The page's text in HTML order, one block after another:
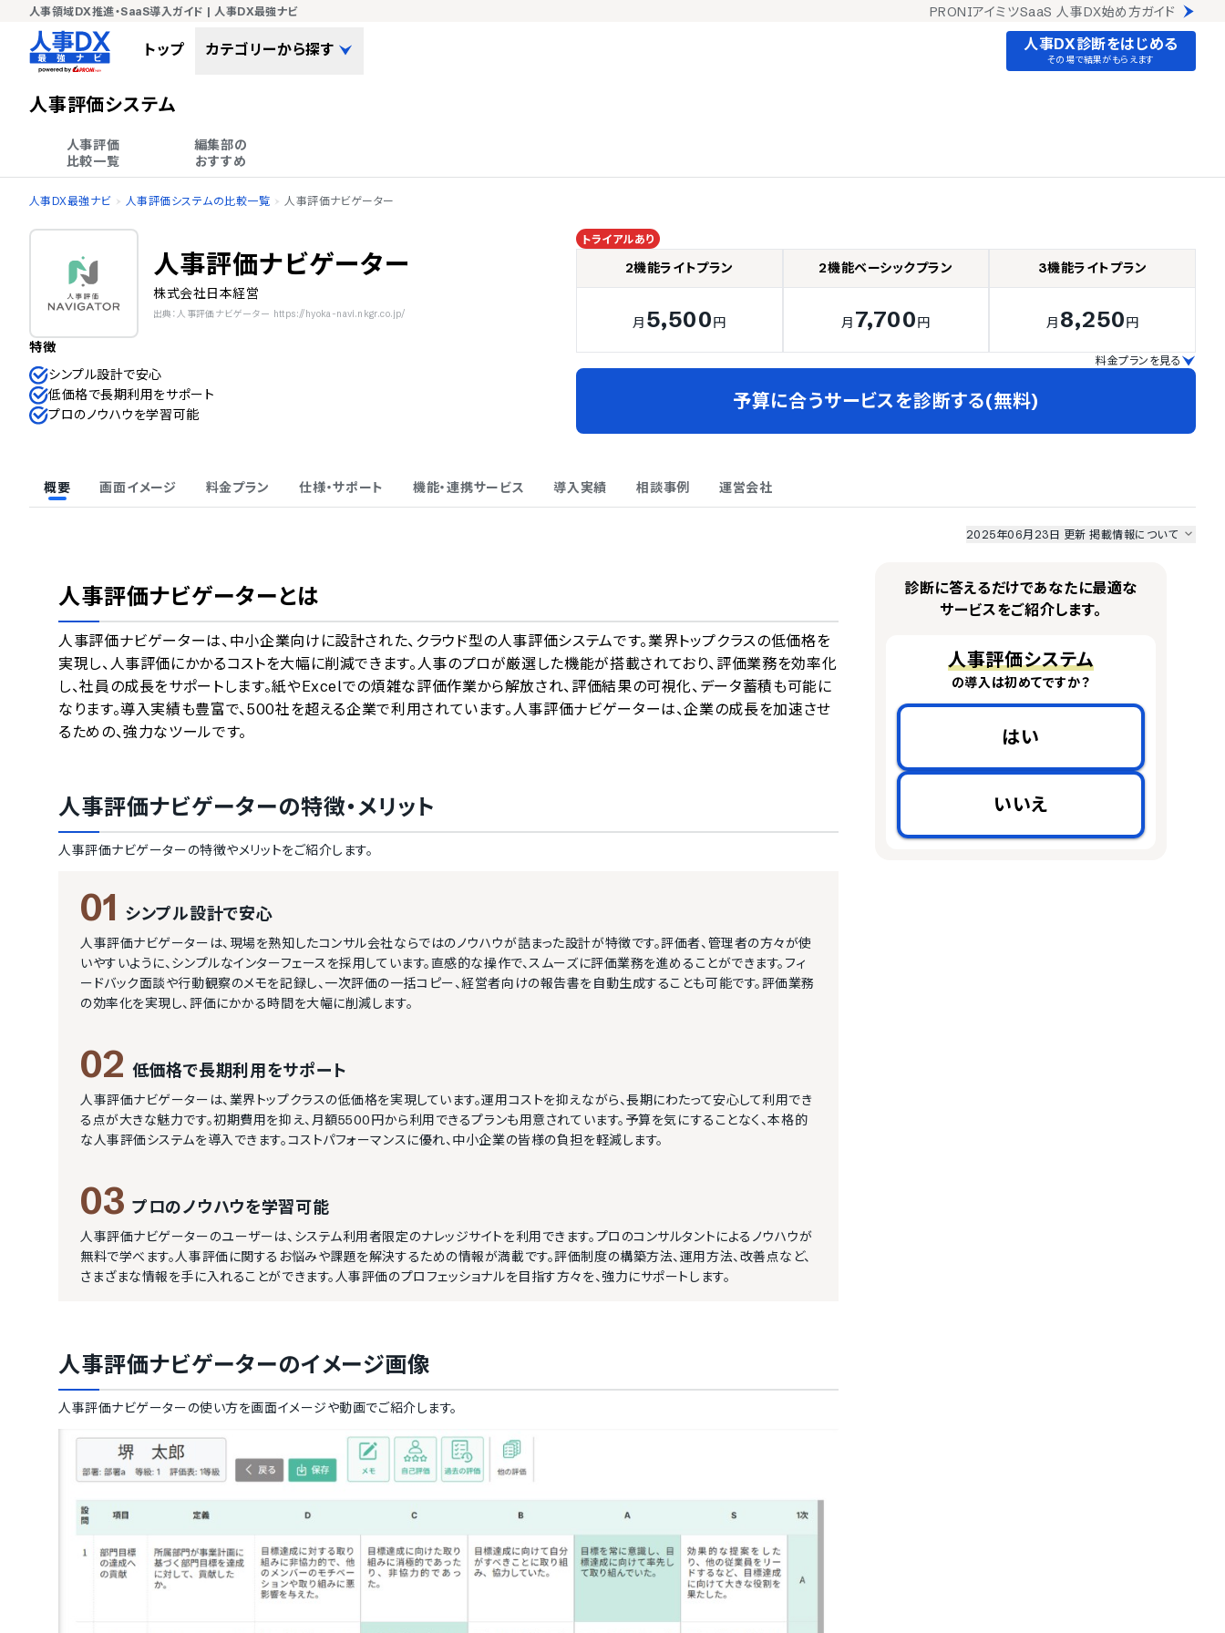
人事領域DX推進・SaaS導入ガイド | 人事DX最強ナビ PRONIアイミツSaaS 人事DX始め方ガイド
トップ カテゴリーから探す 人事DX診断をはじめる
その場で結果がもらえます
人事評価システム
人事評価
比較一覧
編集部の
おすすめ
人事DX最強ナビ 人事評価システムの比較一覧 人事評価ナビゲーター
人事評価ナビゲーター
株式会社日本経営
出典：人事評価ナビゲーター https://hyoka-navi.nkgr.co.jp/
特徴
シンプル設計で安心
低価格で長期利用をサポート
プロのノウハウを学習可能
トライアルあり
2機能ライトプラン
月 5,500円
2機能ベーシックプラン
月 7,700円
3機能ライトプラン
月 8,250円
料金プランを見る
予算に合うサービスを診断する(無料)
概要 画面イメージ 料金プラン 仕様・サポート 機能・連携サービス 導入実績 相談事例 運営会社
2025年06月23日 更新掲載情報について
一部
PRONIアイミツSaaS
のサービスデータを参照しています。
人事DX最強ナビ編集部 情報取得元
人事評価ナビゲーターとは
人事評価ナビゲーターは、中小企業向けに設計された、クラウド型の人事評価システムです。業界トップクラスの低価格を
実現し、人事評価にかかるコストを大幅に削減できます。人事のプロが厳選した機能が搭載されており、評価業務を効率化
し、社員の成長をサポートします。紙やExcelでの煩雑な評価作業から解放され、評価結果の可視化、データ蓄積も可能に
なります。導入実績も豊富で、500社を超える企業で利用されています。人事評価ナビゲーターは、企業の成長を加速させ
るための、強力なツールです。
人事評価ナビゲーターの特徴・メリット
人事評価ナビゲーターの特徴やメリットをご紹介します。
01 シンプル設計で安心
人事評価ナビゲーターは、現場を熟知したコンサル会社ならではのノウハウが詰まった設計が特徴です。評価者、管理者の方々が使
いやすいように、シンプルなインターフェースを採用しています。直感的な操作で、スムーズに評価業務を進めることができます。フィ
ードバック面談や行動観察のメモを記録し、一次評価の一括コピー、経営者向けの報告書を自動生成することも可能です。評価業務
の効率化を実現し、評価にかかる時間を大幅に削減します。
02 低価格で長期利用をサポート
人事評価ナビゲーターは、業界トップクラスの低価格を実現しています。運用コストを抑えながら、長期にわたって安心して利用でき
る点が大きな魅力です。初期費用を抑え、月額5500円から利用できるプランも用意されています。予算を気にすることなく、本格的
な人事評価システムを導入できます。コストパフォーマンスに優れ、中小企業の皆様の負担を軽減します。
03 プロのノウハウを学習可能
人事評価ナビゲーターのユーザーは、システム利用者限定のナレッジサイトを利用できます。プロのコンサルタントによるノウハウが
無料で学べます。人事評価に関するお悩みや課題を解決するための情報が満載です。評価制度の構築方法、運用方法、改善点など、
さまざまな情報を手に入れることができます。人事評価のプロフェッショナルを目指す方々を、強力にサポートします。
人事評価ナビゲーターのイメージ画像
人事評価ナビゲーターの使い方を画面イメージや動画でご紹介します。
診断に答えるだけであなたに最適な
サービスをご紹介します。
人事評価システム
の導入は初めてですか？
はい
いいえ